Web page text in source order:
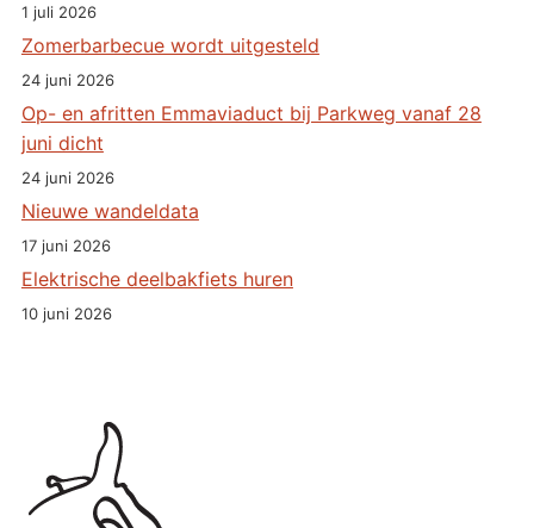
1 juli 2026
Zomerbarbecue wordt uitgesteld
24 juni 2026
Op- en afritten Emmaviaduct bij Parkweg vanaf 28
juni dicht
24 juni 2026
Nieuwe wandeldata
17 juni 2026
Elektrische deelbakfiets huren
10 juni 2026